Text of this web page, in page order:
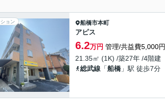
ョン 船橋市本町
アピス
6.2万円 管理/共益費5,000円
21.35㎡ (1K) /築27年 /4階建
総武線 「船橋 」駅 徒歩7分